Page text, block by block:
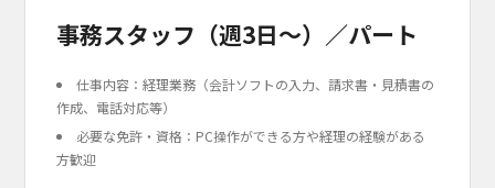
事務スタッフ（週3日〜）／パート
仕事内容：経理業務（会計ソフトの入力、請求書・見積書の
作成、電話対応等）
必要な免許・資格：PC操作ができる方や経理の経験がある
方歓迎